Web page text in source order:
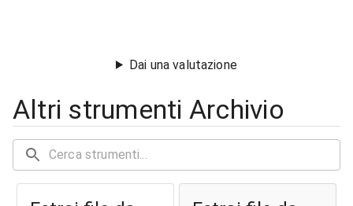
Dai una valutazione
Altri strumenti Archivio